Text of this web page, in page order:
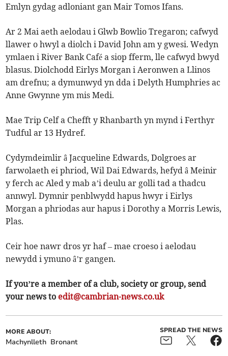
Emlyn gydag adloniant gan Mair Tomos Ifans.
Ar 2 Mai aeth aelodau i Glwb Bowlio Tregaron; cafwyd
llawer o hwyl a diolch i David John am y gwesi. Wedyn
ymlaen i River Bank Café a siop fferm, lle cafwyd bwyd
blasus. Diolchodd Eirlys Morgan i Aeronwen a Llinos
am drefnu; a dymunwyd yn dda i Delyth Humphries ac
Anne Gwynne ym mis Medi.
Mae Trip Celf a Chefft y Rhanbarth yn mynd i Ferthyr
Tudful ar 13 Hydref.
Cydymdeimlir â Jacqueline Edwards, Dolgroes ar
farwolaeth ei phriod, Wil Dai Edwards, hefyd â Meinir
y ferch ac Aled y mab a’i deulu ar golli tad a thadcu
annwyl. Dymnir penblwydd hapus hwyr i Eirlys
Morgan a phriodas aur hapus i Dorothy a Morris Lewis,
Plas.
Ceir hoe nawr dros yr haf – mae croeso i aelodau
newydd i ymuno â’r gangen.
If you’re a member of a club, society or group, send
your news to edit@cambrian-news.co.uk
MORE ABOUT:
Machynlleth Bronant
SPREAD THE NEWS